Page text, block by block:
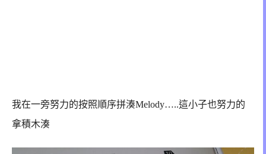
我在一旁努力的按照順序拼湊Melody…..這小子也努力的
拿積木湊